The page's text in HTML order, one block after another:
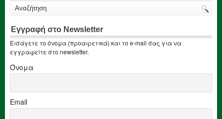
Εγγραφή στο Newsletter
Εισάγετε το όνομα (προαιρετικά) και το e-mail σας για να
εγγραφείτε στο newsletter.
Όνομα
Email